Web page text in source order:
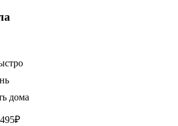
дома
₽